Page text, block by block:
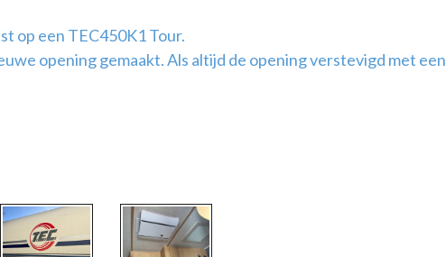
op een TEC450K1 Tour.
opening gemaakt. Als altijd de opening verstevigd met een